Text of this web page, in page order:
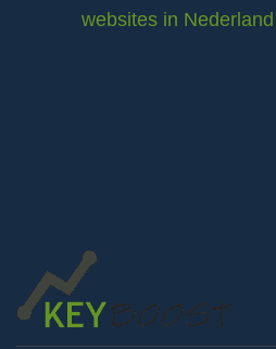
websites in Nederland